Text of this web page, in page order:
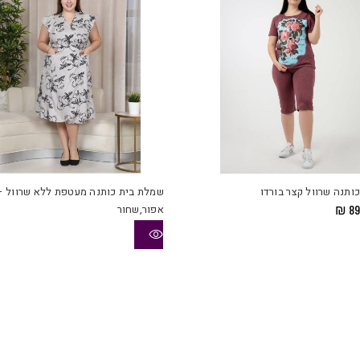
שמלת בית כותנה מעטפת ללא שרוול
אפור,שחור
מספר
סוגים.
ניתן
לבחור
שרוול קצר בורדו
המחיר
₪ 89